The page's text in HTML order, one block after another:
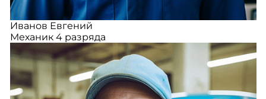
Иванов Евгений
Механик 4 разряда